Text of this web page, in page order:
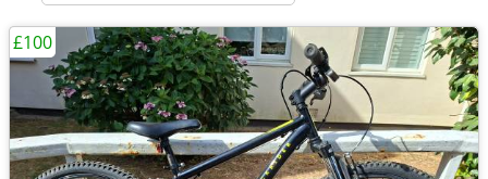
£100